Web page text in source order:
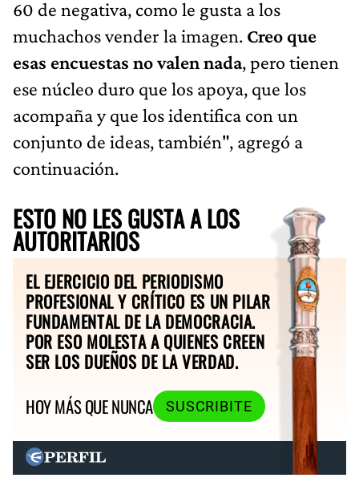
60 de negativa, como le gusta a los
muchachos vender la imagen. Creo que
esas encuestas no valen nada, pero tienen
ese núcleo duro que los apoya, que los
acompaña y que los identifica con un
conjunto de ideas, también", agregó a
continuación.
ESTO NO LES GUSTA A LOS
AUTORITARIOS
EL EJERCICIO DEL PERIODISMO
PROFESIONAL Y CRÍTICO ES UN PILAR
FUNDAMENTAL DE LA DEMOCRACIA.
POR ESO MOLESTA A QUIENES CREEN
SER LOS DUEÑOS DE LA VERDAD.
HOY MÁS QUE NUNCA
SUSCRIBITE